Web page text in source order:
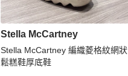
Stella McCartney
Stella McCartney 編織菱格紋網狀
鬆糕鞋厚底鞋